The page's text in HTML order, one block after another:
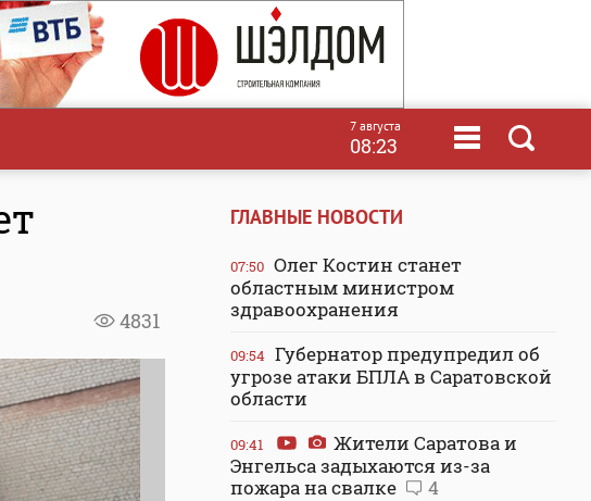
7 августа
08:23
4831
ГЛАВНЫЕ НОВОСТИ
07:50 Олег Костин станет
областным министром
здравоохранения
09:54 Губернатор предупредил об
угрозе атаки БПЛА в Саратовской
области
09:41
Жители Саратова и
Энгельса задыхаются из-за
пожара на свалке
4